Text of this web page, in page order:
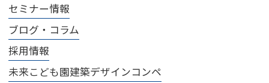
セミナー情報
ブログ・コラム
採用情報
未来こども園建築デザインコンペ